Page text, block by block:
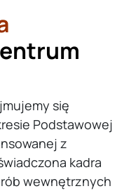
się
Podstawowej
z
kadra
wewnętrznych